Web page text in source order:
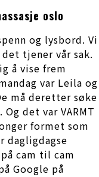
oslo
og lysbord. Vi
tjener vår sak.
å vise frem
var Leila og
må deretter søke
det var VARMT
formet som
dagligdagse
cam til cam
Google på